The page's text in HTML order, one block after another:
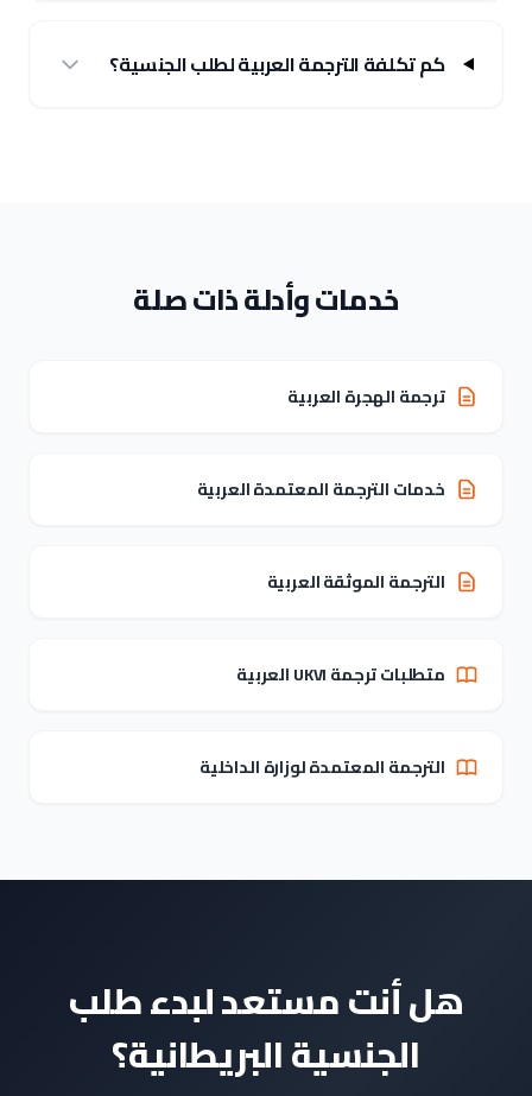
كم تكلفة الترجمة العربية لطلب الجنسية؟
خدمات وأدلة ذات صلة
ترجمة الهجرة العربية
خدمات الترجمة المعتمدة العربية
الترجمة الموثقة العربية
متطلبات ترجمة UKVI العربية
الترجمة المعتمدة لوزارة الداخلية
هل أنت مستعد لبدء طلب
الجنسية البريطانية؟